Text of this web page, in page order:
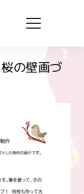
の壁画づ